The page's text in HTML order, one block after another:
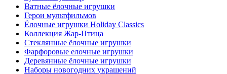
Ватные ёлочные игрушки
Герои мультфильмов
Ёлочные игрушки Holiday Classics
Коллекция Жар-Птица
Стеклянные ёлочные игрушки
Фарфоровые елочные игрушки
Деревянные ёлочные игрушки
Наборы новогодних украшений